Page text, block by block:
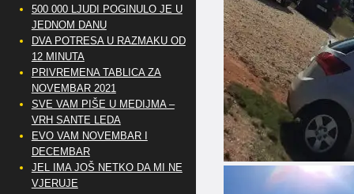
500 000 LJUDI POGINULO JE U
JEDNOM DANU
DVA POTRESA U RAZMAKU OD
12 MINUTA
PRIVREMENA TABLICA ZA
NOVEMBAR 2021
SVE VAM PIŠE U MEDIJMA –
VRH SANTE LEDA
EVO VAM NOVEMBAR I
DECEMBAR
JEL IMA JOŠ NETKO DA MI NE
VJERUJE